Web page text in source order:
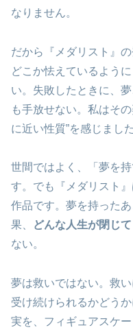
なりません。
だから『メダリスト』
どこか怯えているよう
い。失敗したときに、
も手放せない。私はそ
に近い性質”を感じました
世間ではよく、「夢を
す。でも『メダリスト
作品です。夢を持ったあ
果、
どんな人生が閉じ
ない。
夢は救いではない。救
受け続けられるかどう
実を、フィギュアスケ